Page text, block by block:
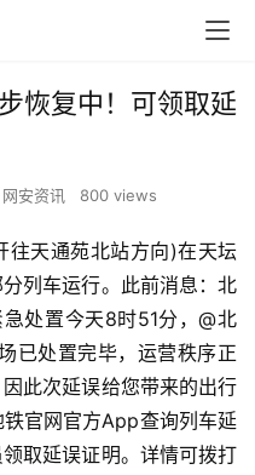
恢复中！可领取延
网安资讯 800 views
往天通苑北站方向)在天坛
列车运行。此前消息：北
处置今天8时51分，@北
已处置完毕，运营秩序正
此次延误给您带来的出行
官网官方App查询列车延
取延误证明。详情可拨打